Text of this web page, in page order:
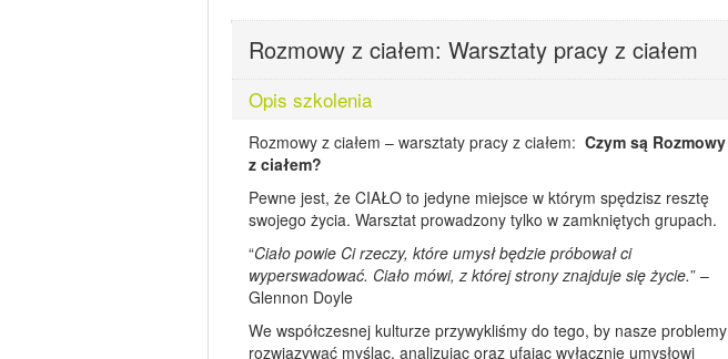
Rozmowy z ciałem: Warsztaty pracy z ciałem
Opis szkolenia
Rozmowy z ciałem – warsztaty pracy z ciałem: Czym są Rozmowy
z ciałem?
Pewne jest, że CIAŁO to jedyne miejsce w którym spędzisz resztę
swojego życia. Warsztat prowadzony tylko w zamkniętych grupach.
“Ciało powie Ci rzeczy, które umysł będzie próbował ci
wyperswadować. Ciało mówi, z której strony znajduje się życie.” –
Glennon Doyle
We współczesnej kulturze przywykliśmy do tego, by nasze problemy
rozwiązywać myśląc, analizując oraz ufając wyłącznie umysłowi